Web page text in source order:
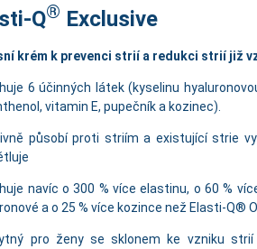
Q® Exclusive
krém k prevenci strií a redukci strií již
6 účinných látek (kyselinu
vitamin E, pupečník a kozinec).
působí proti striím a existující strie
navíc o 300 % více elastinu, o 60 %
a o 25 % více kozince než Elasti-Q®
pro ženy se sklonem ke vzniku strií